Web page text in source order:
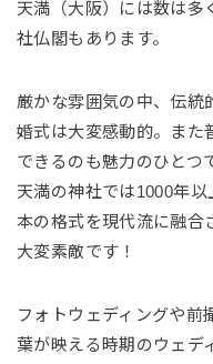
天満（大阪）には数は多
社仏閣もあります。
厳かな雰囲気の中、伝統
婚式は大変感動的。また
できるのも魅力のひとつ
天満の神社では1000年
本の格式を現代流に融合
大変素敵です！
フォトウェディングや前
葉が映える時期のウェデ